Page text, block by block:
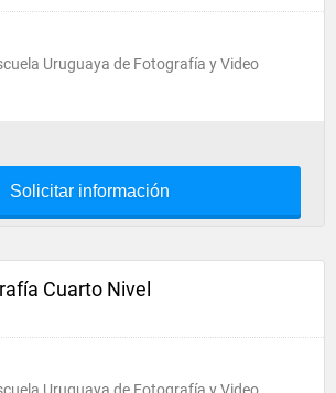
Uruguaya de Fotografía y Video
Solicitar información
Cuarto Nivel